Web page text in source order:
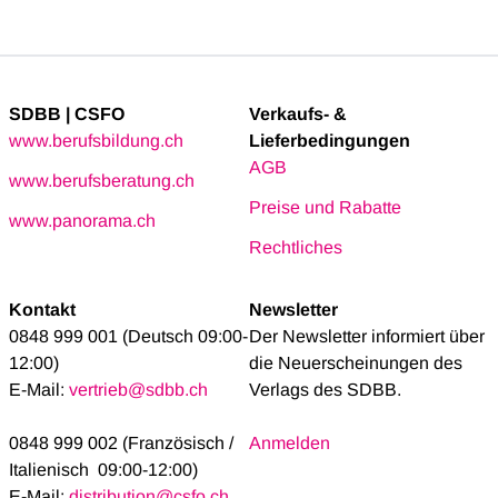
SDBB | CSFO
www.berufsbildung.ch
www.berufsberatung.ch
www.panorama.ch
Verkaufs- &
Lieferbedingungen
AGB
Preise und Rabatte
Rechtliches
Kontakt
0848 999 001 (Deutsch 09:00-
12:00)
E-Mail: vertrieb@sdbb.ch
0848 999 002 (Französisch /
Italienisch 09:00-12:00)
Newsletter
Der Newsletter informiert über
die Neuerscheinungen des
Verlags des SDBB.
Anmelden